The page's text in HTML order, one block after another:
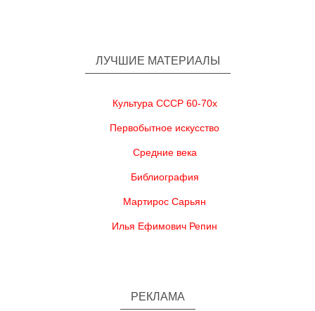
ЛУЧШИЕ МАТЕРИАЛЫ
Культура СССР 60-70х
Первобытное искусство
Средние века
Библиография
Мартирос Сарьян
Илья Ефимович Репин
РЕКЛАМА